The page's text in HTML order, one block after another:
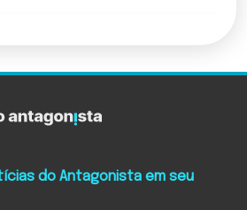
do Antagonista em seu